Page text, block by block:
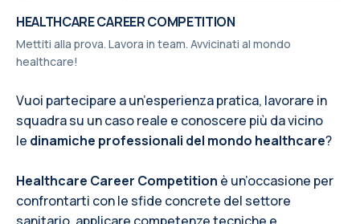
HEALTHCARE CAREER COMPETITION
Mettiti alla prova. Lavora in team. Avvicinati al mondo
healthcare!
Vuoi partecipare a un’esperienza pratica, lavorare in
squadra su un caso reale e conoscere più da vicino
le dinamiche professionali del mondo healthcare?
Healthcare Career Competition è un’occasione per
confrontarti con le sfide concrete del settore